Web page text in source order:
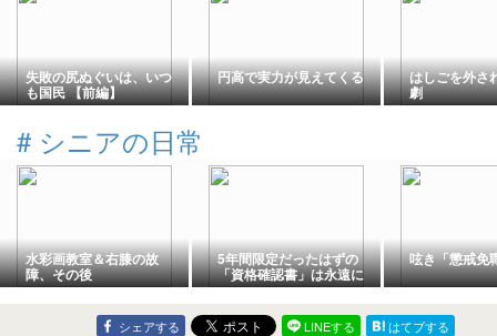
失敗の尻ぬぐいは、いつ
も国民 【前編】
円高で実力が見えてくる はしごを外さ
劇
# シニアの日常
水彩画教室＆右膝の故
障、その後
5年間限定だったはずの
「資格確認書」は永遠に
続くらしい 放っておい
ても毎年送られてくる
呟き「懲戒免
シェアする LINEする
はてブする